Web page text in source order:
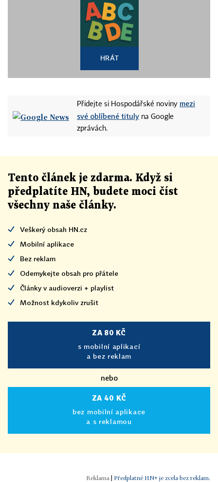
HRÁT
Přidejte si Hospodářské noviny mezi
své oblíbené tituly na Google
zprávách.
Tento článek je zdarma. Když si
předplatíte HN, budete moci číst
všechny naše články.
Veškerý obsah HN.cz
Mobilní aplikace
Bez reklam
Odemykejte obsah pro přátele
Články v audioverzi + playlist
Možnost kdykoliv zrušit
ZA 80 KČ
s mobilní aplikací
a bez reklam
nebo
ZA 40 KČ
bez mobilní aplikace
a s reklamou
Předplatné HN+ je zcela bez reklam.